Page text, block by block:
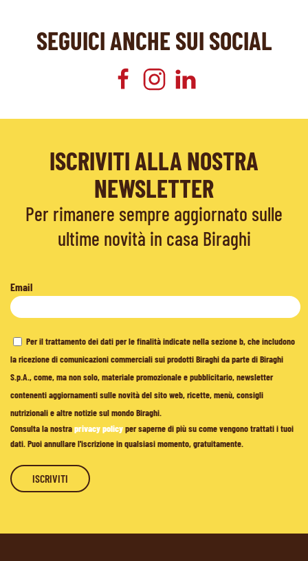
SEGUICI ANCHE SUI SOCIAL
ISCRIVITI ALLA NOSTRA
NEWSLETTER
Per rimanere sempre aggiornato sulle
ultime novità in casa Biraghi
Email
Per il trattamento dei dati per le finalità indicate nella sezione b, che includono
la ricezione di comunicazioni commerciali sui prodotti Biraghi da parte di Biraghi
S.p.A., come, ma non solo, materiale promozionale e pubblicitario, newsletter
contenenti aggiornamenti sulle novità del sito web, ricette, menù, consigli
nutrizionali e altre notizie sul mondo Biraghi.
Consulta la nostraprivacy policyper saperne di più su come vengono trattati i tuoi
dati. Puoi annullare l'iscrizione in qualsiasi momento, gratuitamente.